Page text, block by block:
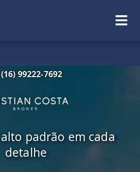
(16) 99222-7692
padrão em cada
detalhe